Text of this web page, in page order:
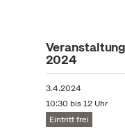
2024
3.4.2024
10:30 bis 12 Uhr
Eintritt frei